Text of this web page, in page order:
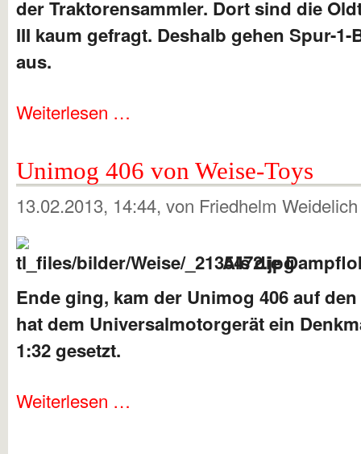
der Traktorensammler. Dort sind die
III kaum gefragt. Deshalb gehen Spur-1-
aus.
Weiterlesen …
Unimog 406 von Weise-Toys
13.02.2013, 14:44, von Friedhelm
Als die
Ende ging, kam der Unimog 406 auf
hat dem Universalmotorgerät ein
1:32 gesetzt.
Weiterlesen …